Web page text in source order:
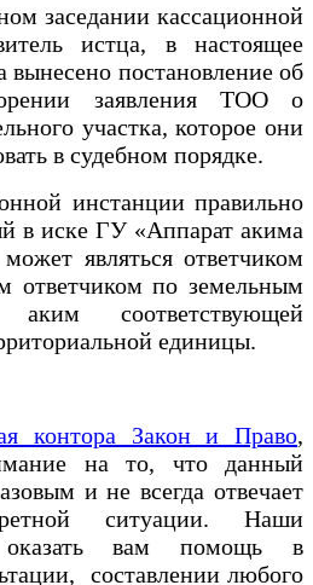
заседании кассационной
истца, в настоящее
постановление об
заявления ТОО о
участка, которое они
в судебном порядке.
инстанции правильно
в иске ГУ «Аппарат акима
являться ответчиком
ответчиком по земельным
соответствующей
единицы.
контора Закон и Право,
на то, что данный
и не всегда отвечает
ситуации. Наши
оказать вам помощь в
составлении любого